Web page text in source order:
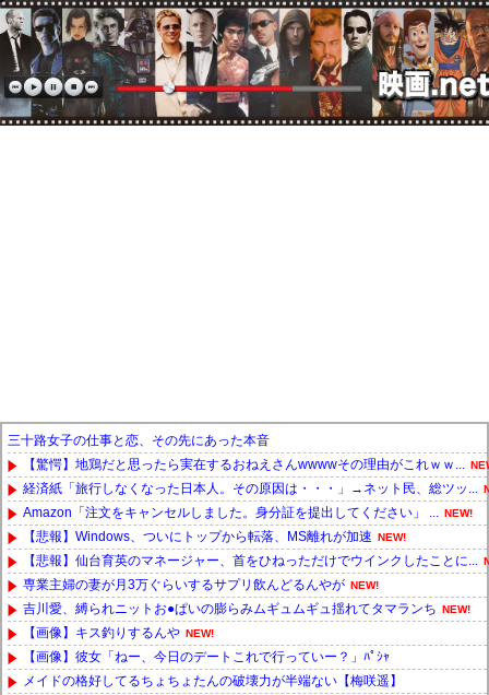
三十路女子の仕事と恋、その先にあった本音
【驚愕】地鶏だと思ったら実在するおねえさんwwwwその理由がこれｗｗ...
経済紙「旅行しなくなった日本人。その原因は・・・」→ネット民、総ツッ...
Amazon「注文をキャンセルしました。身分証を提出してください」 ... NEW!
【悲報】Windows、ついにトップから転落、MS離れが加速 NEW!
【悲報】仙台育英のマネージャー、首をひねっただけでウインクしたことに...
専業主婦の妻が月3万ぐらいするサプリ飲んどるんやが NEW!
吉川愛、縛られニットお●ぱいの膨らみムギュムギュ揺れてタマランち NEW!
【画像】キス釣りするんや NEW!
【画像】彼女「ねー、今日のデートこれで行っていー？」ﾊﾟｼｬ
メイドの格好してるちょちょたんの破壊力が半端ない【梅咲遥】